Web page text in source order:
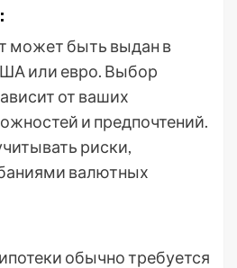
может быть выдан в
или евро. Выбор
от ваших
и предпочтений.
риски,
валютных
обычно требуется